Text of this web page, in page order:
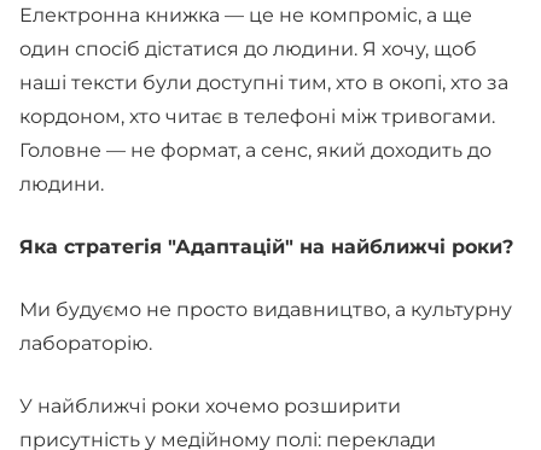
Електронна книжка — це не компроміс, а ще
один спосіб дістатися до людини. Я хочу, щоб
наші тексти були доступні тим, хто в окопі, хто за
кордоном, хто читає в телефоні між тривогами.
Головне — не формат, а сенс, який доходить до
людини.
Яка стратегія "Адаптацій" на найближчі роки?
Ми будуємо не просто видавництво, а культурну
лабораторію.
У найближчі роки хочемо розширити
присутність у медійному полі: переклади